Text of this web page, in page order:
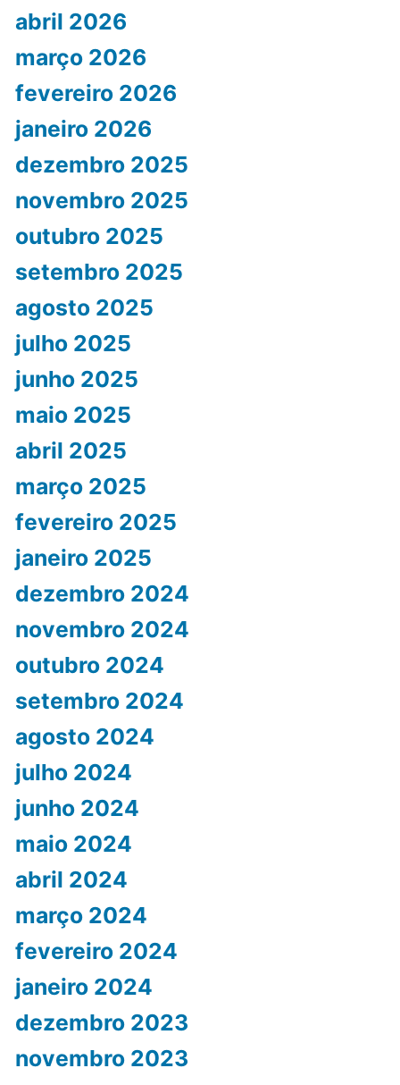
abril 2026
março 2026
fevereiro 2026
janeiro 2026
dezembro 2025
novembro 2025
outubro 2025
setembro 2025
agosto 2025
julho 2025
junho 2025
maio 2025
abril 2025
março 2025
fevereiro 2025
janeiro 2025
dezembro 2024
novembro 2024
outubro 2024
setembro 2024
agosto 2024
julho 2024
junho 2024
maio 2024
abril 2024
março 2024
fevereiro 2024
janeiro 2024
dezembro 2023
novembro 2023